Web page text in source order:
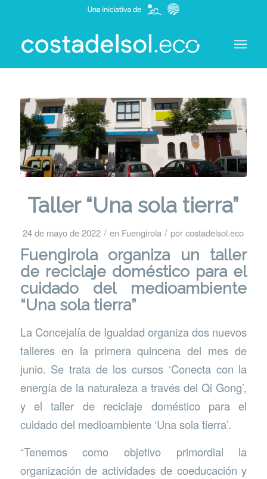
Taller “Una sola tierra”
24 de mayo de 2022 / en Fuengirola / porcostadelsol.eco
Fuengirolaorganiza un taller
de reciclaje doméstico para el
cuidado del medioambiente
“Una sola tierra”
La Concejalía de Igualdad organiza dos nuevos
talleres en la primera quincena del mes de
junio. Se trata de los cursos ‘Conecta con la
energía de la naturaleza a través del Qi Gong’,
y el taller de reciclaje doméstico para el
cuidado del medioambiente ‘Una sola tierra’.
“Tenemos como objetivo primordial la
organización de actividades de coeducación y